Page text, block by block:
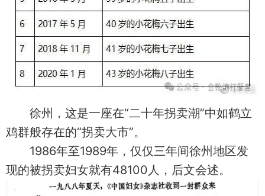
徐州，这是一座在“二十年拐卖潮”中如鹤立
鸡群般存在的“拐卖大市”。
1986年至1989年，仅仅三年间徐州地区发
现的被拐卖妇女就有48100人，后文会述。